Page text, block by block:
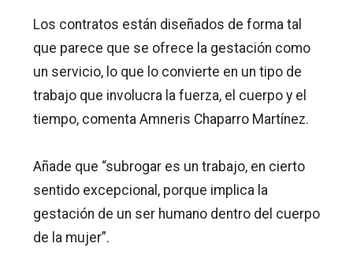
Los contratos están diseñados de forma tal
que parece que se ofrece la gestación como
un servicio, lo que lo convierte en un tipo de
trabajo que involucra la fuerza, el cuerpo y el
tiempo, comenta Amneris Chaparro Martínez.
Añade que “subrogar es un trabajo, en cierto
sentido excepcional, porque implica la
gestación de un ser humano dentro del cuerpo
de la mujer”.